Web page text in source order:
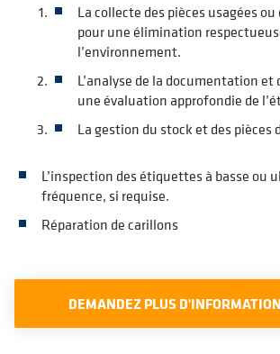
La collecte des pièces usagées
pour une élimination
l’environnement.
L’analyse de la documentation et
une évaluation approfondie de
La gestion du stock et des pièces
L’inspection des étiquettes à basse ou
fréquence, si requise.
Réparation de carillons
DEMANDEZ PLUS